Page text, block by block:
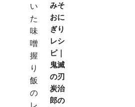
みそ
おに
ぎり
レシ
ピ｜
鬼滅
の刃
炭治
郎の